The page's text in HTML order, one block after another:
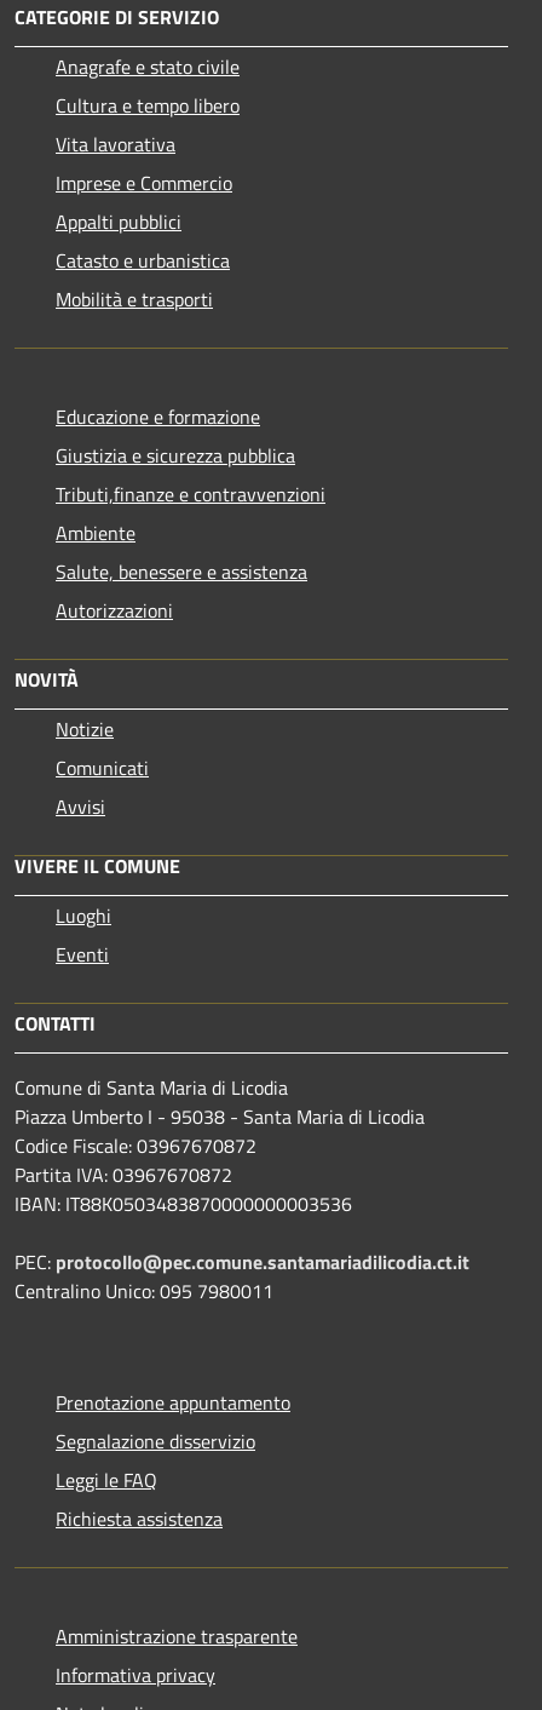
CATEGORIE DI SERVIZIO
Anagrafe e stato civile
Cultura e tempo libero
Vita lavorativa
Imprese e Commercio
Appalti pubblici
Catasto e urbanistica
Mobilità e trasporti
Educazione e formazione
Giustizia e sicurezza pubblica
Tributi,finanze e contravvenzioni
Ambiente
Salute, benessere e assistenza
Autorizzazioni
NOVITÀ
Notizie
Comunicati
Avvisi
VIVERE IL COMUNE
Luoghi
Eventi
CONTATTI
Comune di Santa Maria di Licodia
Piazza Umberto I - 95038 - Santa Maria di Licodia
Codice Fiscale: 03967670872
Partita IVA: 03967670872
IBAN: IT88K0503483870000000003536
PEC: protocollo@pec.comune.santamariadilicodia.ct.it
Centralino Unico: 095 7980011
Prenotazione appuntamento
Segnalazione disservizio
Leggi le FAQ
Richiesta assistenza
Amministrazione trasparente
Informativa privacy